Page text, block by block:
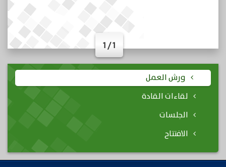
1 / 1
ورش العمل
لقاءات القادة
الجلسات
الافتتاح